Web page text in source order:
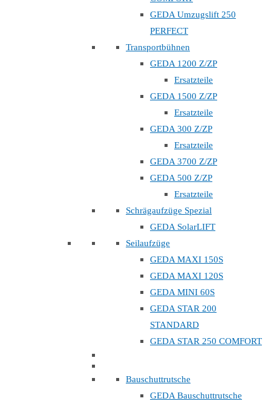
GEDA Umzugslift 250
PERFECT
Transportbühnen
GEDA 1200 Z/ZP
Ersatzteile
GEDA 1500 Z/ZP
Ersatzteile
GEDA 300 Z/ZP
Ersatzteile
GEDA 3700 Z/ZP
GEDA 500 Z/ZP
Ersatzteile
Schrägaufzüge Spezial
GEDA SolarLIFT
Seilaufzüge
GEDA MAXI 150S
GEDA MAXI 120S
GEDA MINI 60S
GEDA STAR 200
STANDARD
GEDA STAR 250 COMFORT
Bauschuttrutsche
GEDA Bauschuttrutsche